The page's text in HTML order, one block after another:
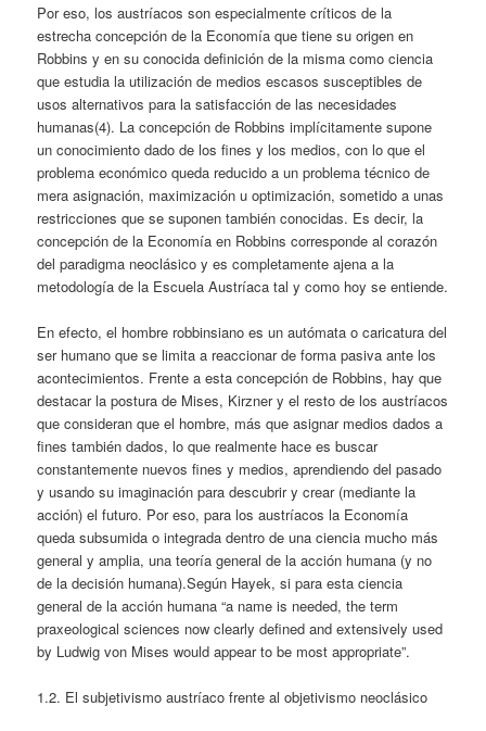
Por eso, los austríacos son especialmente críticos de la
estrecha concepción de la Economía que tiene su origen en
Robbins y en su conocida definición de la misma como ciencia
que estudia la utilización de medios escasos susceptibles de
usos alternativos para la satisfacción de las necesidades
humanas(4). La concepción de Robbins implícitamente supone
un conocimiento dado de los fines y los medios, con lo que el
problema económico queda reducido a un problema técnico de
mera asignación, maximización u optimización, sometido a unas
restricciones que se suponen también conocidas. Es decir, la
concepción de la Economía en Robbins corresponde al corazón
del paradigma neoclásico y es completamente ajena a la
metodología de la Escuela Austríaca tal y como hoy se entiende.
En efecto, el hombre robbinsiano es un autómata o caricatura del
ser humano que se limita a reaccionar de forma pasiva ante los
acontecimientos. Frente a esta concepción de Robbins, hay que
destacar la postura de Mises, Kirzner y el resto de los austríacos
que consideran que el hombre, más que asignar medios dados a
fines también dados, lo que realmente hace es buscar
constantemente nuevos fines y medios, aprendiendo del pasado
y usando su imaginación para descubrir y crear (mediante la
acción) el futuro. Por eso, para los austríacos la Economía
queda subsumida o integrada dentro de una ciencia mucho más
general y amplia, una teoría general de la acción humana (y no
de la decisión humana).Según Hayek, si para esta ciencia
general de la acción humana “a name is needed, the term
praxeological sciences now clearly defined and extensively used
by Ludwig von Mises would appear to be most appropriate”.
1.2. El subjetivismo austríaco frente al objetivismo neoclásico